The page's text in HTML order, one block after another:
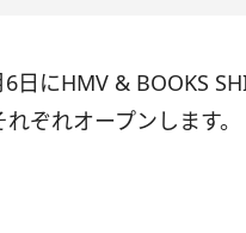
日にHMV & BOOKS
ぞれオープンします。